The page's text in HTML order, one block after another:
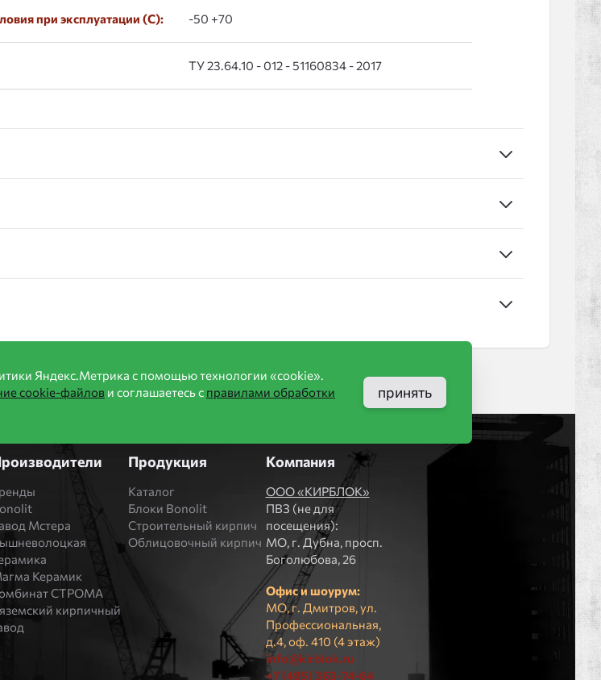
при эксплуатации (С): -50 +70
ТУ 23.64.10 - 012 - 51160834 - 2017
Мстера
Керамик
СТРОМА
кирпичный
Продукция
Каталог
Блоки Bonolit
Строительный кирпич
Облицовочный кирпич
Компания
ООО «КИРБЛОК»
ПВЗ (не для
посещения):
МO, г. Дубна, просп.
Боголюбова, 26
Офис и шоурум:
МО, г. Дмитров, ул.
Профессиональная,
д.4, оф. 410 (4 этаж)
info@kirblok.ru
+7 (495) 363-74-64
Яндекс.Метрика с помощью технологии «cookie».
cookie-файлов и соглашаетесь с правилами обработки
принять